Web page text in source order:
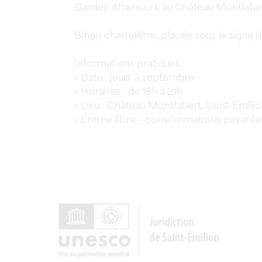
Garden Afterwork au Château
Bingo champêtre, placée sous le signe
Informations pratiques :
• Date : jeudi 3 septembre
• Horaires : de 18h à 21h
• Lieu : Château Montlabert, Saint-
• Entrée libre – consommations